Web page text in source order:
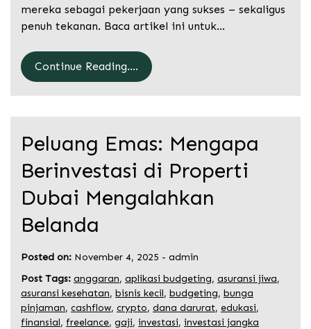
mereka sebagai pekerjaan yang sukses – sekaligus
penuh tekanan. Baca artikel ini untuk…
Continue Reading....
Peluang Emas: Mengapa
Berinvestasi di Properti
Dubai Mengalahkan
Belanda
Posted on: November 4, 2025 - admin
Post Tags: anggaran, aplikasi budgeting, asuransi jiwa,
asuransi kesehatan, bisnis kecil, budgeting, bunga
pinjaman, cashflow, crypto, dana darurat, edukasi,
finansial, freelance, gaji, investasi, investasi jangka